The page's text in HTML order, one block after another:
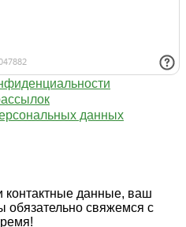
данных
контактные данные, ваш
обязательно свяжемся с